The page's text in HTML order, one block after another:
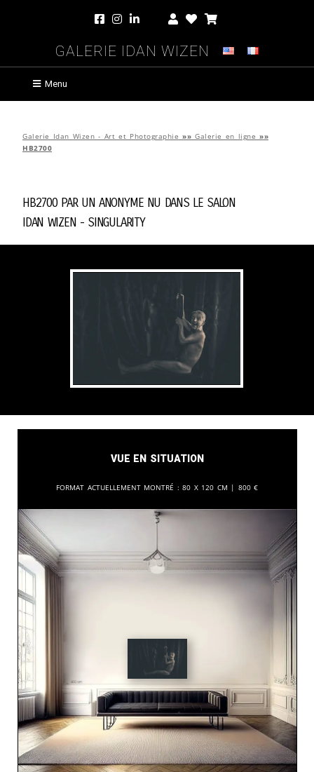
Galerie Idan Wizen
Menu
Galerie Idan Wizen - Art et Photographie »» Galerie en ligne »»
HB2700
HB2700 parUn Anonyme Nu Dans Le Salon
Idan Wizen - Singularity
Vue en situation
Format actuellement montré : 80 x 120 cm | 800 €